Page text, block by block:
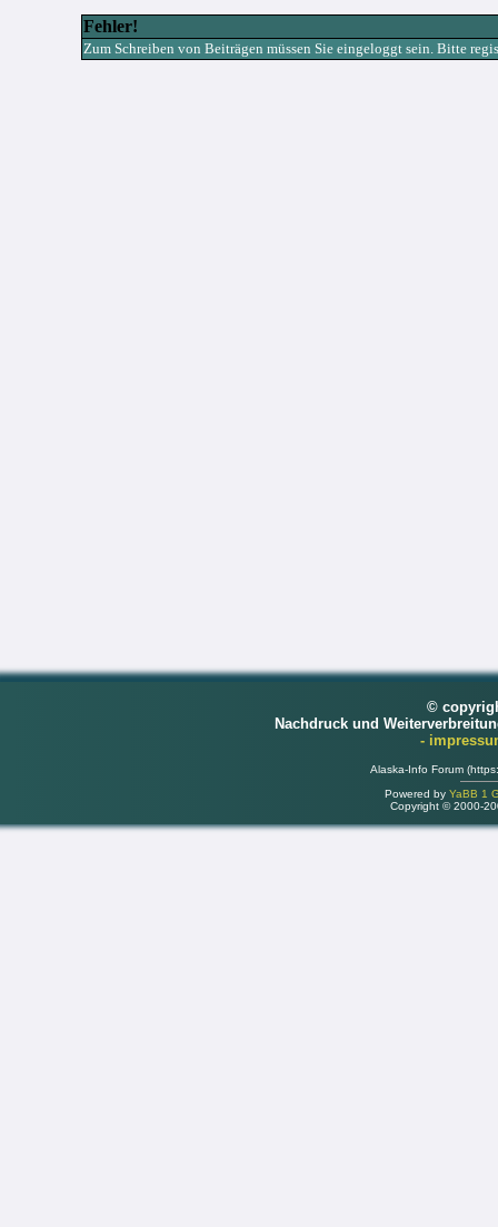
Fehler!
Zum Schreiben von Beiträgen müssen Sie eingeloggt sein. Bitte
©
Nachdruck und
-
Alaska-Info Forum
Powered by YaBB 1
Copyright © 2000-